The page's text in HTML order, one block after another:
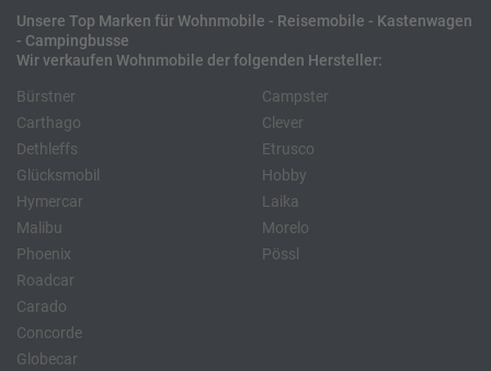
Unsere Top Marken für Wohnmobile - Reisemobile - Kastenwagen
- Campingbusse
Wir verkaufen Wohnmobile der folgenden Hersteller:
Bürstner
Carthago
Dethleffs
Glücksmobil
Hymercar
Malibu
Phoenix
Roadcar
Campster
Clever
Etrusco
Hobby
Laika
Morelo
Pössl
Carado
Concorde
Globecar